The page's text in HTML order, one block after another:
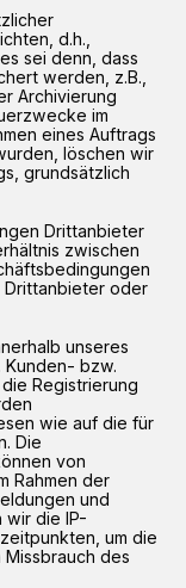
d.h.,
sei denn, dass
werden, z.B.,
Archivierung
im
eines Auftrags
löschen wir
grundsätzlich
Drittanbieter
zwischen
Drittanbieter oder
unseres
Kunden- bzw.
Registrierung
wie auf die für
Die
von
Rahmen der
und
wir die IP-
um die
des